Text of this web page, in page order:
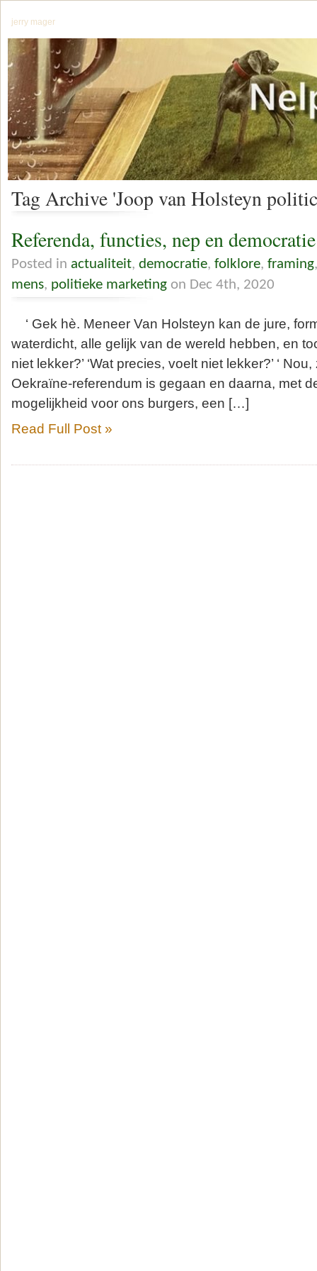
jerry mager
Tag Archive 'Joop van Holsteyn
Referenda, functies, nep en democratie
Posted in actualiteit, democratie, folklore, framing
mens, politieke marketing on Dec 4th, 2020
‘ Gek hè. Meneer Van Holsteyn kan de jure,
waterdicht, alle gelijk van de wereld hebben, en
niet lekker?’ ‘Wat precies, voelt niet lekker?’ ‘
Oekraïne-referendum is gegaan en daarna, met
mogelijkheid voor ons burgers, een […]
Read Full Post »